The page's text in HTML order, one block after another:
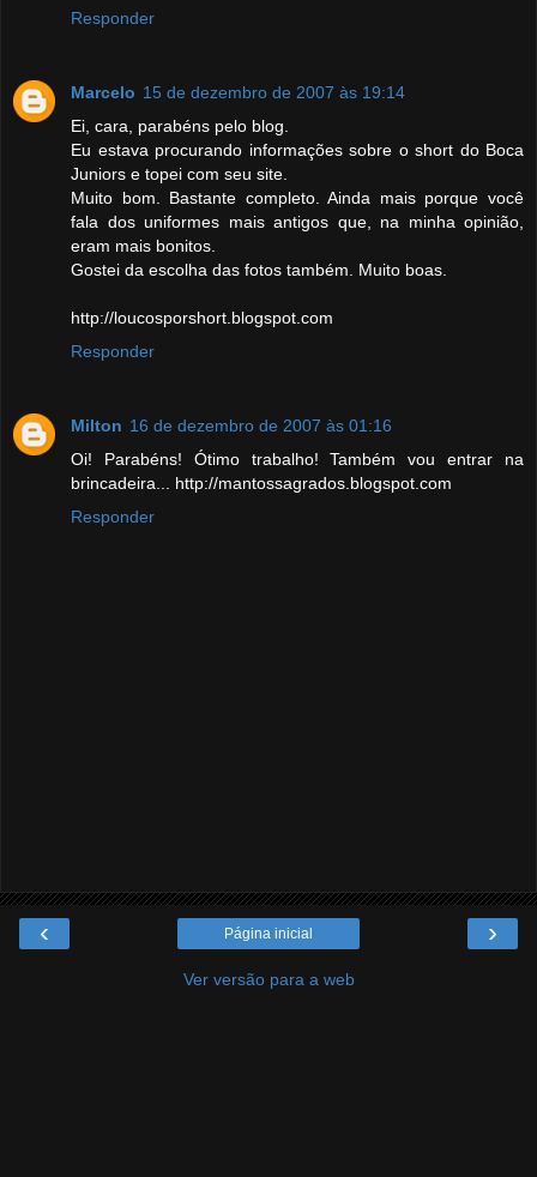
Responder
Marcelo 15 de dezembro de 2007 às 19:14
Ei, cara, parabéns pelo blog.
Eu estava procurando informações sobre o short do Boca
Juniors e topei com seu site.
Muito bom. Bastante completo. Ainda mais porque você
fala dos uniformes mais antigos que, na minha opinião,
eram mais bonitos.
Gostei da escolha das fotos também. Muito boas.
http://loucosporshort.blogspot.com
Responder
Milton 16 de dezembro de 2007 às 01:16
Oi! Parabéns! Ótimo trabalho! Também vou entrar na
brincadeira... http://mantossagrados.blogspot.com
Responder
‹ ›
Página inicial
Ver versão para a web